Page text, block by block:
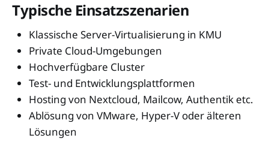
Typische Einsatzszenarien
Klassische Server-Virtualisierung in KMU
Private Cloud-Umgebungen
Hochverfügbare Cluster
Test- und Entwicklungsplattformen
Hosting von Nextcloud, Mailcow, Authentik etc.
Ablösung von VMware, Hyper-V oder älteren
Lösungen